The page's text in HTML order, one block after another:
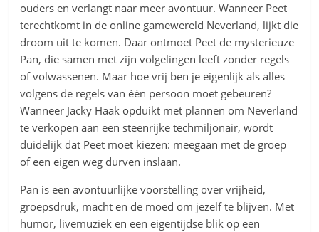
ouders en verlangt naar meer avontuur. Wanneer Peet
terechtkomt in de online gamewereld Neverland, lijkt die
droom uit te komen. Daar ontmoet Peet de mysterieuze
Pan, die samen met zijn volgelingen leeft zonder regels
of volwassenen. Maar hoe vrij ben je eigenlijk als alles
volgens de regels van één persoon moet gebeuren?
Wanneer Jacky Haak opduikt met plannen om Neverland
te verkopen aan een steenrijke techmiljonair, wordt
duidelijk dat Peet moet kiezen: meegaan met de groep
of een eigen weg durven inslaan.
Pan is een avontuurlijke voorstelling over vrijheid,
groepsdruk, macht en de moed om jezelf te blijven. Met
humor, livemuziek en een eigentijdse blik op een